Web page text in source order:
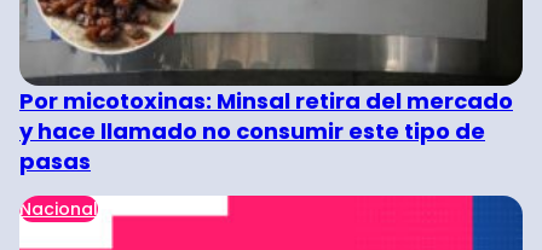
Por micotoxinas: Minsal retira del mercado
y hace llamado no consumir este tipo de
pasas
Nacional